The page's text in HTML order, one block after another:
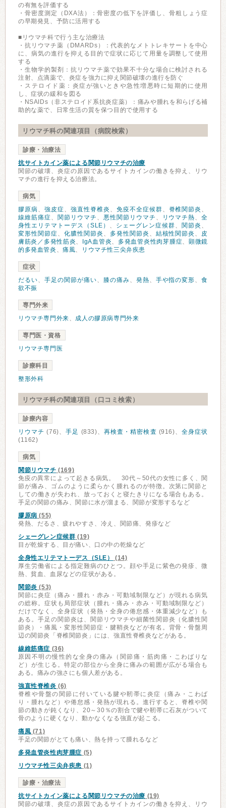
の有無を評価する
・骨密度測定（DXA法）：骨密度の低下を評価し、骨粗しょう症
の早期発見、予防に活用する
■リウマチ科で行う主な治療法
・抗リウマチ薬（DMARDs）：代表的なメトトレキサートを中心
に、病気の進行を抑える目的で症状に応じて用量を調整して使用
する
・生物学的製剤：抗リウマチ薬で効果不十分な場合に検討される
注射、点滴薬で、炎症を強力に抑え関節破壊の進行を防ぐ
・ステロイド薬：炎症が強いときや急性増悪時に短期的に使用
し、症状の緩和を図る
・NSAIDs（非ステロイド系抗炎症薬）：痛みや腫れを和らげる補
助的な薬で、日常生活の質を保つ目的で使用する
リウマチ科の関連項目（病院検索）
診療・治療法
抗サイトカイン薬による関節リウマチの治療
関節の破壊、炎症の原因であるサイトカインの働きを抑え、リウ
マチの進行を抑える治療法。
病気
膠原病、 強皮症、 強直性脊椎炎 、 免疫不全症候群、 脊椎関節炎 、
線維筋痛症、 関節リウマチ 、 悪性関節リウマチ 、 リウマチ熱、全
身性エリテマトーデス（SLE） 、 シェーグレン症候群、 関節炎 、
変形性関節症、 化膿性関節炎 、 多発性関節炎 、 結核性関節炎 、 皮
膚筋炎／多発性筋炎、 IgA血管炎、 多発血管炎性肉芽腫症、 顕微鏡
的多発血管炎 、痛風、 リウマチ性三尖弁疾患
症状
だるい、 手足の関節が痛い、 膝の痛み、 発熱、 手や指の変形、食
欲不振
専門外来
リウマチ専門外来、 成人の膠原病専門外来
専門医・資格
リウマチ専門医
診療科目
整形外科
リウマチ科の関連項目（口コミ検索）
診療内容
リウマチ (76)、手足 (833)、再検査・精密検査 (916)、全身症状
(1162)
病気
関節リウマチ (169)
免疫の異常によって起きる病気。 30代～50代の女性に多く、関
節が痛み、ゴムのように柔らかく腫れるのが特徴。次第に関節と
しての働きが失われ、放っておくと寝たきりになる場合もある。
手足の関節の痛み、関節に水が溜まる、関節が変形するなど
膠原病 (55)
発熱、だるさ、疲れやすさ、冷え、関節痛、発疹など
シェーグレン症候群 (19)
目が乾燥する、目が痛い、口の中の乾燥など
全身性エリテマトーデス（SLE）
(14)
厚生労働省による指定難病のひとつ。顔や手足に紫色の発疹、微
熱、貧血、血尿などの症状がある。
関節炎 (53)
関節に炎症（痛み・腫れ・赤み・可動域制限など）が現れる病気
の総称。症状も局部症状（腫れ・痛み・赤み・可動域制限など）
だけでなく、全身症状（発熱・全身の倦怠感・体重減少など）も
ある。手足の関節炎は、関節リウマチや細菌性関節炎（化膿性関
節炎）・痛風・変形性関節症・腱鞘炎などが有名。背骨・骨盤周
辺の関節炎「脊椎関節炎」には、強直性脊椎炎などがある。
線維筋痛症 (36)
原因不明の慢性的な全身の痛み（関節痛・筋肉痛・こわばりな
ど）が生じる。特定の部位から全身に痛みの範囲が広がる場合も
ある。痛みの強さにも個人差がある。
強直性脊椎炎 (6)
脊椎や骨盤の関節に付いている腱や靭帯に炎症（痛み・こわば
り・腫れなど）や倦怠感・発熱が現れる。進行すると、脊椎や関
節の動きが鈍くなり、20～30％の割合で腱や靭帯に石灰がついて
骨のように硬くなり、動かなくなる強直が起こる。
痛風 (71)
手足の関節がとても痛い、熱を持って腫れるなど
多発血管炎性肉芽腫症 (5)
リウマチ性三尖弁疾患 (1)
診療・治療法
抗サイトカイン薬による関節リウマチの治療 (19)
関節の破壊、炎症の原因であるサイトカインの働きを抑え、リウ